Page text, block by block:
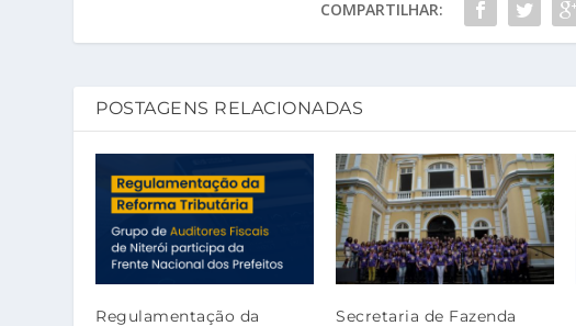
COMPARTILHAR:
POSTAGENS RELACIONADAS
Regulamentação da Secretaria de Fazenda